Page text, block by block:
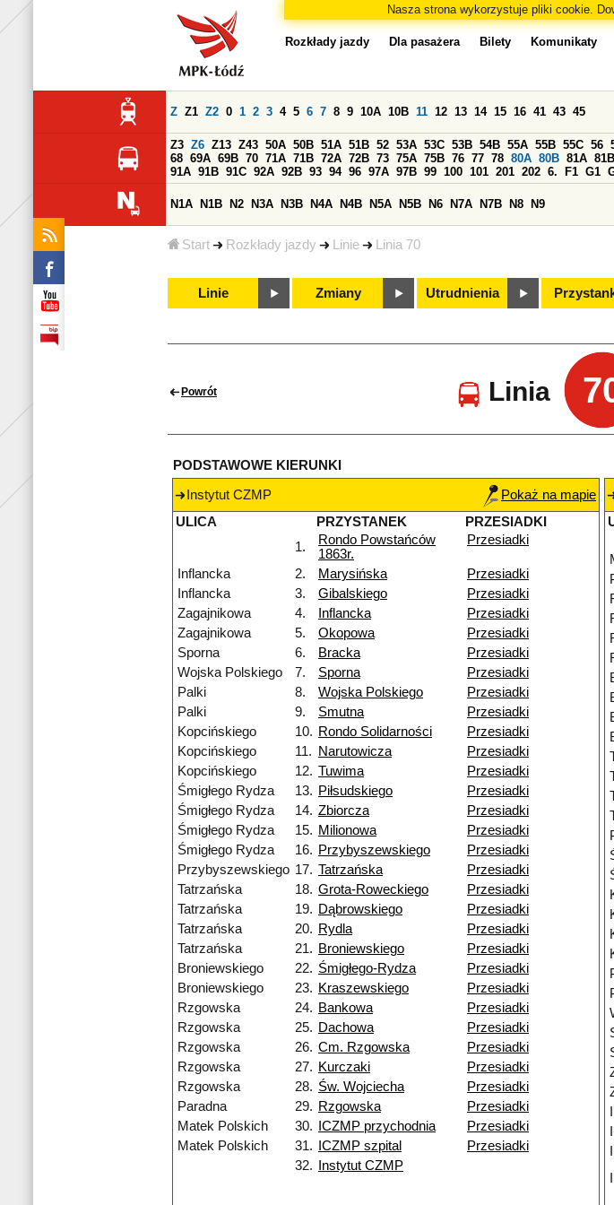
Nasza strona wykorzystuje pliki cookie.
Start Rozkłady jazdy Linie Linia 70
Rozkłady jazdy Dla pasażera Bilety Komunikaty
Z Z1 Z2 0 1 2 3 4 5 6 7 8 9 10A 10B 11 12 13 14 15 16 41 43 45
Z3 Z6 Z13 Z43 50A 50B 51A 51B 52 53A 53C 53B 54B 55A 55B 55C 56
68 69A 69B 70 71A 71B 72A 72B 73 75A 75B 76 77 78 80A 80B 81A 81B
91A 91B 91C 92A 92B 93 94 96 97A 97B 99 100 101 201 202 6. F1 G1
N1A N1B N2 N3A N3B N4A N4B N5A N5B N6 N7A N7B N8 N9
Linie Zmiany Utrudnienia
Powrót Linia
PODSTAWOWE KIERUNKI
Instytut CZMP
Pokaż na mapie
ULICA
PRZYSTANEK
PRZESIADKI
1.
Rondo Powstańców
1863r.
Przesiadki
Inflancka 2. Marysińska
Przesiadki
Inflancka
3. Gibalskiego
Przesiadki
Zagajnikowa
4. Inflancka
Przesiadki
Zagajnikowa
5. Okopowa
Przesiadki
Sporna
6. Bracka
Przesiadki
Wojska Polskiego
7. Sporna
Przesiadki
Palki
8. Wojska Polskiego
Przesiadki
Palki
9. Smutna
Przesiadki
Kopcińskiego
10. Rondo Solidarności
Przesiadki
Kopcińskiego
11. Narutowicza
Przesiadki
Kopcińskiego
12. Tuwima
Przesiadki
Śmigłego Rydza
13. Piłsudskiego
Przesiadki
Śmigłego Rydza
14. Zbiorcza
Przesiadki
Śmigłego Rydza
15. Milionowa
Przesiadki
Śmigłego Rydza
16. Przybyszewskiego
Przesiadki
Przybyszewskiego 17. Tatrzańska
Przesiadki
Tatrzańska
18. Grota-Roweckiego
Przesiadki
Tatrzańska
19. Dąbrowskiego
Przesiadki
Tatrzańska
20. Rydla
Przesiadki
Tatrzańska
21. Broniewskiego
Przesiadki
Broniewskiego
22. Śmigłego-Rydza
Przesiadki
Broniewskiego
23. Kraszewskiego
Przesiadki
Rzgowska
24. Bankowa
Przesiadki
Rzgowska
25. Dachowa
Przesiadki
Rzgowska
26. Cm. Rzgowska
Przesiadki
Rzgowska
27. Kurczaki
Przesiadki
Rzgowska
28. Św. Wojciecha
Przesiadki
Paradna
29. Rzgowska
Przesiadki
Matek Polskich
30. ICZMP przychodnia
Przesiadki
Matek Polskich
31. ICZMP szpital
Przesiadki
32.
Instytut CZMP